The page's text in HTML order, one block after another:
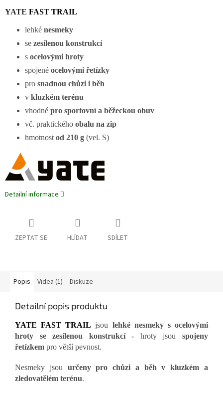
YATE FAST TRAIL
lehké nesmeky
se zesílenou konstrukcí
s ocelovými hroty
spojené ocelovými řetízky
pro snadnou chůzi i běh
v kluzkém terénu
vhodné pro sportovní a běžeckou obuv
vč. praktického obalu na zip
hmotnost od 210 g (vel. S)
Detailní informace
ZEPTAT SE HLÍDAT SDÍLET
Popis Videa (1) Diskuze
Detailní popis produktu
YATE FAST TRAIL jsou lehké nesmeky s ocelovými
hroty se zesílenou konstrukcí - hroty jsouspojeny
řetízkem pro větší pevnost.
Nesmeky jsou určeny pro chůzi a běh v kluzkém a
zledovatělém terénu.